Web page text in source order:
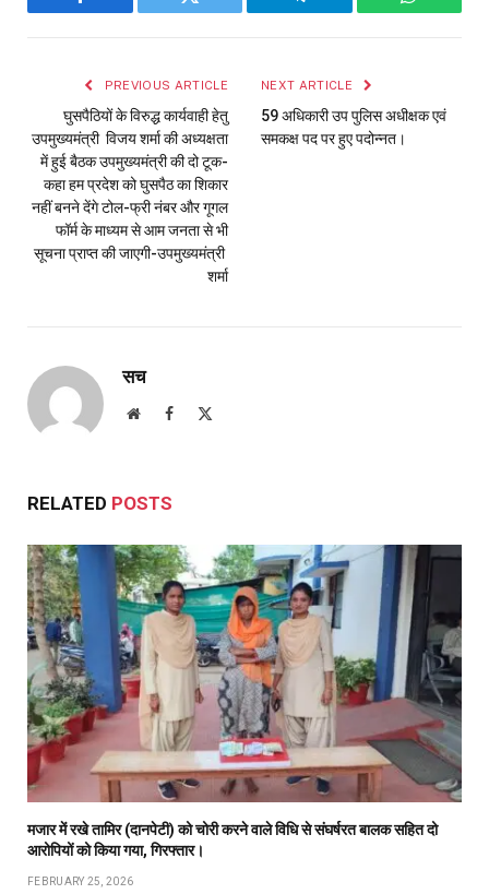
Facebook Twitter Telegram
PREVIOUS ARTICLE
घुसपैठियों के विरुद्ध कार्यवाही हेतु
उपमुख्यमंत्री विजय शर्मा की अध्यक्षता
में हुई बैठक उपमुख्यमंत्री की दो टूक-
कहा हम प्रदेश को घुसपैठ का शिकार
नहीं बनने देंगे टोल-फ्री नंबर और गूगल
फॉर्म के माध्यम से आम जनता से भी
सूचना प्राप्त की जाएगी-उपमुख्यमंत्री
शर्मा
NEXT ARTICLE
59 अधिकारी उप पुलिस अधीक्षक एवं
समकक्ष पद पर हुए पदोन्नत।
सच
WebsiteFacebook
RELATED POSTS
मजार में रखे तामिर (दानपेटी) को चोरी करने वाले विधि से संघर्षरत बालक सहित दो
आरोपियों को किया गया, गिरफ्तार।
FEBRUARY 25, 2026